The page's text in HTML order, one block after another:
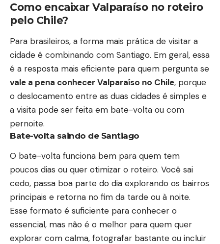
Como encaixar Valparaíso no roteiro
pelo Chile?
Para brasileiros, a forma mais prática de visitar a
cidade é combinando com Santiago. Em geral, essa
é a resposta mais eficiente para quem pergunta se
vale a pena conhecer Valparaíso no Chile, porque
o deslocamento entre as duas cidades é simples e
a visita pode ser feita em bate-volta ou com
pernoite.
Bate-volta saindo de Santiago
O bate-volta funciona bem para quem tem
poucos dias ou quer otimizar o roteiro. Você sai
cedo, passa boa parte do dia explorando os bairros
principais e retorna no fim da tarde ou à noite.
Esse formato é suficiente para conhecer o
essencial, mas não é o melhor para quem quer
explorar com calma, fotografar bastante ou incluir